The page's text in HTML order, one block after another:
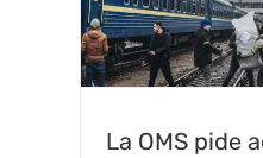
La OMS pide